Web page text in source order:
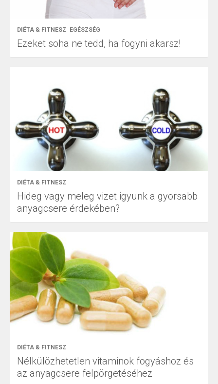
DIÉTA & FITNESZ EGÉSZSÉG
Ezeket soha ne tedd, ha fogyni akarsz!
DIÉTA & FITNESZ
Hideg vagy meleg vizet igyunk a gyorsabb
anyagcsere érdekében?
DIÉTA & FITNESZ
Nélkülözhetetlen vitaminok fogyáshoz és
az anyagcsere felpörgetéséhez